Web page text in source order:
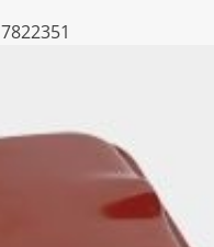
7822351